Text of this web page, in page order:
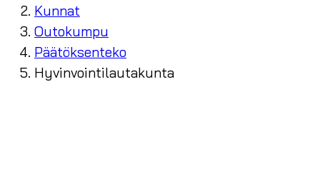
Kunnat
Outokumpu
Päätöksenteko
Hyvinvointilautakunta